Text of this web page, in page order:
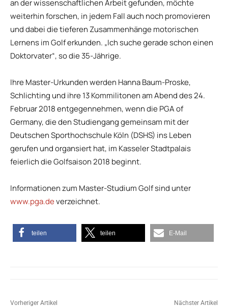
an der wissenschaftlichen Arbeit gefunden, möchte
weiterhin forschen, in jedem Fall auch noch promovieren
und dabei die tieferen Zusammenhänge motorischen
Lernens im Golf erkunden. „Ich suche gerade schon einen
Doktorvater“, so die 35-Jährige.
Ihre Master-Urkunden werden Hanna Baum-Proske,
Schlichting und ihre 13 Kommilitonen am Abend des 24.
Februar 2018 entgegennehmen, wenn die PGA of
Germany, die den Studiengang gemeinsam mit der
Deutschen Sporthochschule Köln (DSHS) ins Leben
gerufen und organsiert hat, im Kasseler Stadtpalais
feierlich die Golfsaison 2018 beginnt.
Informationen zum Master-Studium Golf sind unter
www.pga.deverzeichnet.
teilen teilen E-Mail
Vorheriger Artikel Nächster Artikel